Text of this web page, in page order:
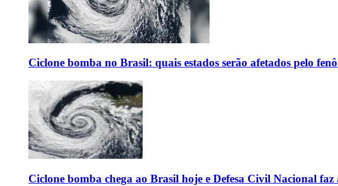
Ciclone bomba no Brasil: quais estados serão afetados pelo
Ciclone bomba chega ao Brasil hoje e Defesa Civil Nacional faz